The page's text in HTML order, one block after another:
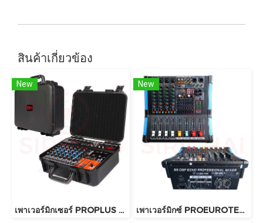
สินค้าเกี่ยวข้อง
New
เพาเวอร์มิกเซอร์ PROPLUS รุ่น MG800
New
เพาเวอร์มิกซ์ PROEUROTECH รุ่น PMX-MD4200FX